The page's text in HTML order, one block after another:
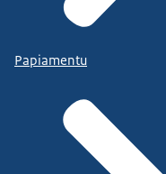
Papiamentu